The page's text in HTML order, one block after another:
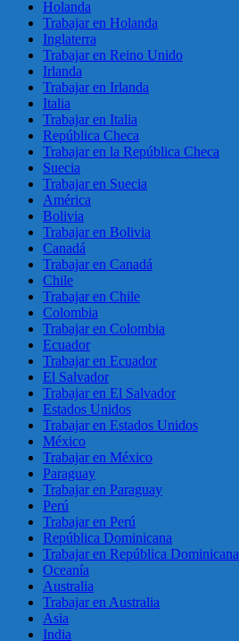
Holanda
Trabajar en Holanda
Inglaterra
Trabajar en Reino Unido
Irlanda
Trabajar en Irlanda
Italia
Trabajar en Italia
República Checa
Trabajar en la República Checa
Suecia
Trabajar en Suecia
América
Bolivia
Trabajar en Bolivia
Canadá
Trabajar en Canadá
Chile
Trabajar en Chile
Colombia
Trabajar en Colombia
Ecuador
Trabajar en Ecuador
El Salvador
Trabajar en El Salvador
Estados Unidos
Trabajar en Estados Unidos
México
Trabajar en México
Paraguay
Trabajar en Paraguay
Perú
Trabajar en Perú
República Dominicana
Trabajar en República Dominicana
Oceanía
Australia
Trabajar en Australia
Asia
India